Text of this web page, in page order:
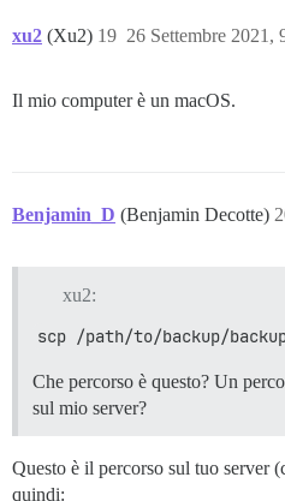
xu2 (Xu2) 26 Settembre 2021,
19
Il mio computer è un macOS.
Benjamin_D (Benjamin Decotte)
xu2:
scp /path/to/backup/
Che percorso è questo? Un
sul mio server?
Questo è il percorso sul tuo server
quindi: